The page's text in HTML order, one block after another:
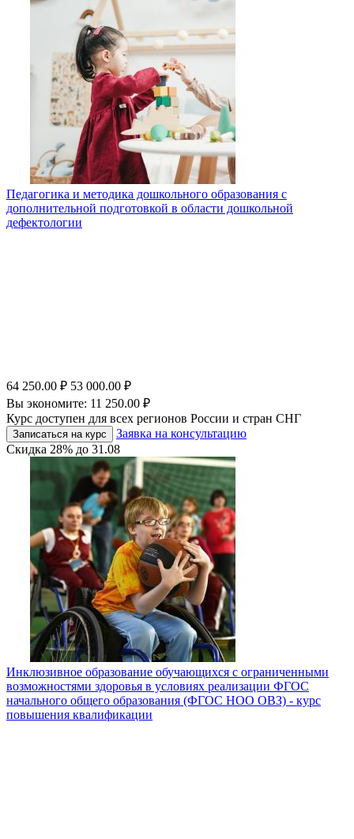
Педагогика и методика дошкольного образования с
дополнительной подготовкой в области дошкольной
дефектологии
64 250.00 ₽ 53 000.00 ₽
Вы экономите: 11 250.00 ₽
Курс доступен для всех регионов России и стран СНГ
Записаться на курс
Заявка на консультацию
Скидка 28% до 31.08
Инклюзивное образование обучающихся с ограниченными
возможностями здоровья в условиях реализации ФГОС
начального общего образования (ФГОС НОО ОВЗ) - курс
повышения квалификации